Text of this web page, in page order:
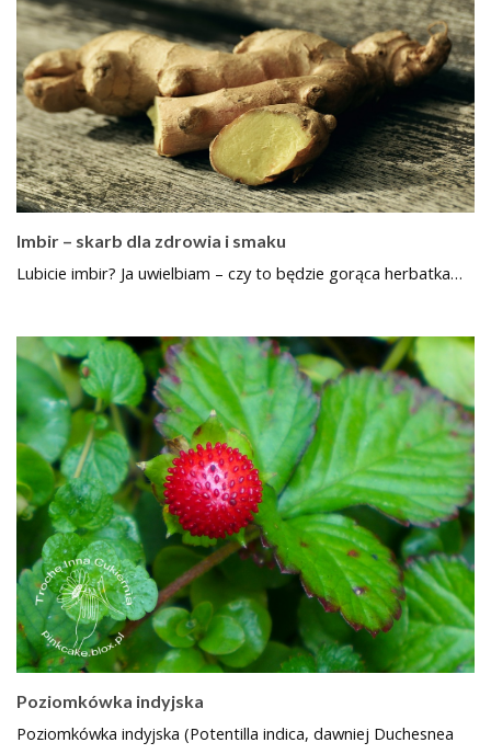
Imbir – skarb dla zdrowia i smaku
Lubicie imbir? Ja uwielbiam – czy to będzie gorąca herbatka…
Poziomkówka indyjska
Poziomkówka indyjska (Potentilla indica, dawniej Duchesnea